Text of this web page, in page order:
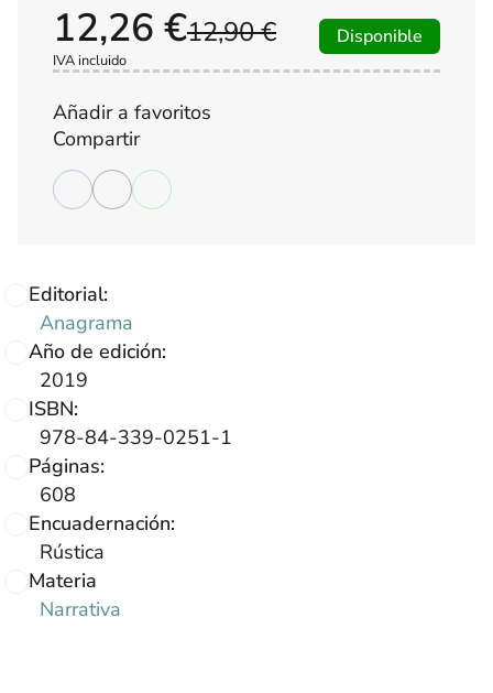
Editorial:
Anagrama
Año de edición:
2019
ISBN:
978-84-339-0251-1
Páginas:
608
Encuadernación:
Rústica
Materia
Narrativa
12,90 €
12,26 €
IVA incluido
Disponible
Añadir a favoritos
Compartir